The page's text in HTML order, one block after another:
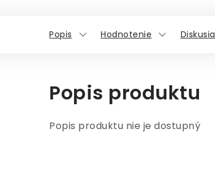
Popis Hodnotenie Diskusia
Popis produktu
Popis produktu nie je dostupný